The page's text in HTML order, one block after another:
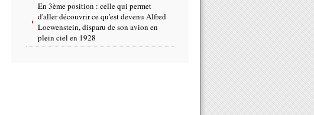
En 3ème position : celle qui permet
d'aller découvrir ce qu'est devenu Alfred
Loewenstein, disparu de son avion en
plein ciel en 1928